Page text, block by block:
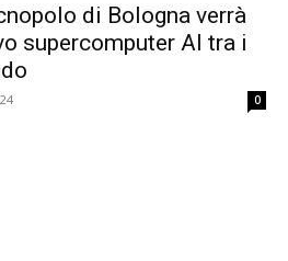
di Bologna verrà
supercomputer AI tra i
0